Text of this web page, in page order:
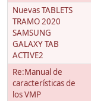
Nuevas TABLETS
TRAMO 2020
SAMSUNG
GALAXY TAB
ACTIVE2
Re:Manual de
características de
los VMP